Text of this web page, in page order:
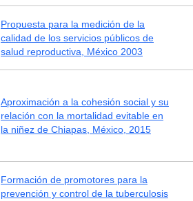
Propuesta para la medición de la
calidad de los servicios públicos de
salud reproductiva, México 2003
Aproximación a la cohesión social y su
relación con la mortalidad evitable en
la niñez de Chiapas, México, 2015
Formación de promotores para la
prevención y control de la tuberculosis